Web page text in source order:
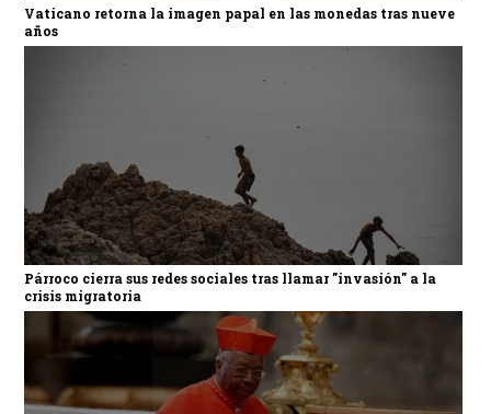
Vaticano retorna la imagen papal en las monedas tras nueve
años
Párroco cierra sus redes sociales tras llamar "invasión" a la
crisis migratoria